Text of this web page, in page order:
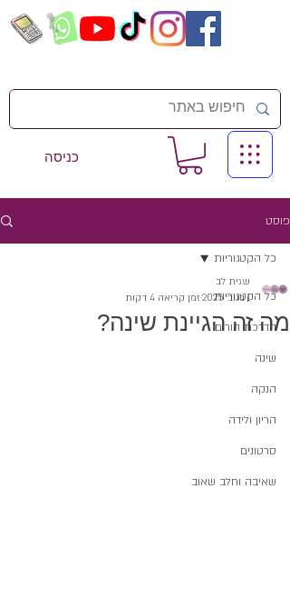
כניסה
פוסט
כל הקטגוריות
הדרכת הורים
שינה
הנקה
הריון ולידה
סרטונים
שאיבה וחלב שאוב
כל הקטגוריות
מה זה הגיינת שינה?
שגית לב
1 בנוב׳ 2025
זמן קריאה 4 דקות